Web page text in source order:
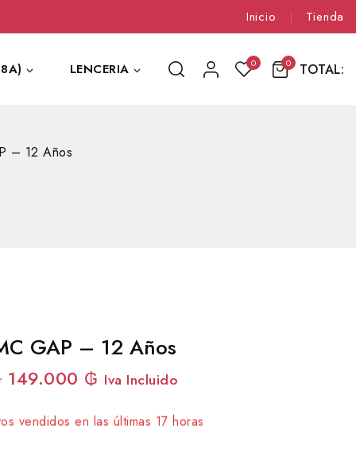
Inicio Tienda
LENCERIA 0 0 TOTAL:
– 12 Años
GAP – 12 Años
149.000 ₲ Iva Incluido
vendidos en las últimas 17 horas
Más de 4 personas tienen en su carrito